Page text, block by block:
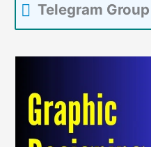
Telegram Group